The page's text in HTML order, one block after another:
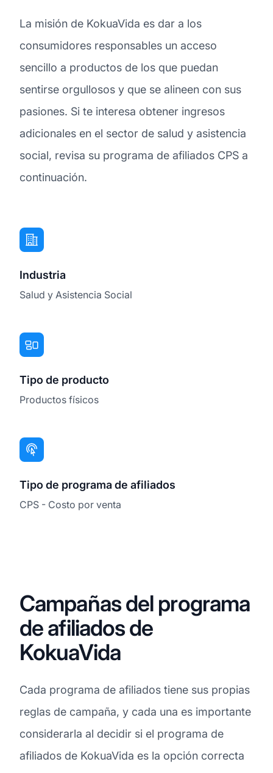
La misión de KokuaVida es dar a los
consumidores responsables un acceso
sencillo a productos de los que puedan
sentirse orgullosos y que se alineen con sus
pasiones. Si te interesa obtener ingresos
adicionales en el sector de salud y asistencia
social, revisa su programa de afiliados CPS a
continuación.
Industria
Salud y Asistencia Social
Tipo de producto
Productos físicos
Tipo de programa de afiliados
CPS - Costo por venta
Campañas del programa
de afiliados de
KokuaVida
Cada programa de afiliados tiene sus propias
reglas de campaña, y cada una es importante
considerarla al decidir si el programa de
afiliados de KokuaVida es la opción correcta